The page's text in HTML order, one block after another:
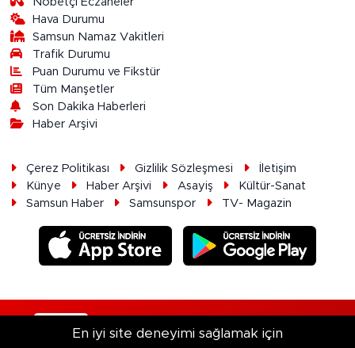
Hava Durumu
Samsun Namaz Vakitleri
Trafik Durumu
Puan Durumu ve Fikstür
Tüm Manşetler
Son Dakika Haberleri
Haber Arşivi
Çerez Politikası Gizlilik Sözleşmesi
İletişim
Künye
Haber Arşivi Asayiş
Kültür-Sanat
Samsun Haber
Samsunspor TV- Magazin
RSS Copyright © 2026. Her hakkı saklıdır.
En iyi site deneyimi sağlamak için